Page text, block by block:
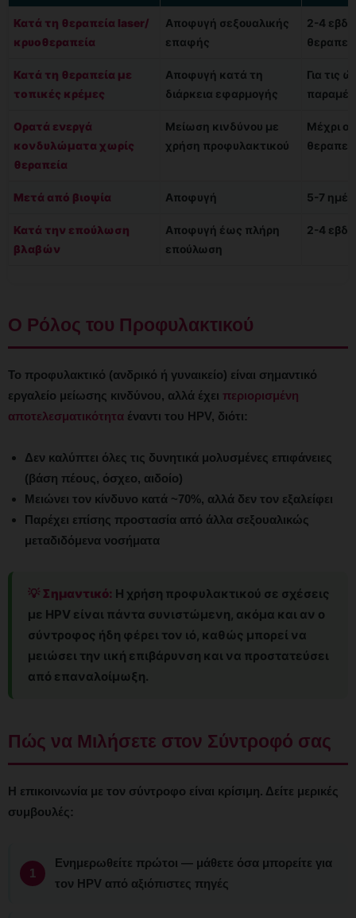
Κατά τη θεραπεία laser/
κρυοθεραπεία
Αποφυγή σεξουαλικής
επαφής
2-4
Κατά τη θεραπεία με
τοπικές κρέμες
Αποφυγή κατά τη
διάρκεια εφαρμογής
Για τις
Ορατά ενεργά
κονδυλώματα χωρίς
θεραπεία
Μείωση κινδύνου με
χρήση προφυλακτικού
Μέχρι
Μετά από βιοψία Αποφυγή 5-7
Κατά την επούλωση
βλαβών
Αποφυγή έως πλήρη
επούλωση
2-4
Ο Ρόλος του Προφυλακτικού
Το προφυλακτικό (ανδρικό ή γυναικείο) είναι σημαντικό
εργαλείο μείωσης κινδύνου, αλλά έχει περιορισμένη
αποτελεσματικότητα έναντι του HPV, διότι:
Δεν καλύπτει όλες τις δυνητικά μολυσμένες επιφάνειες
(βάση πέους, όσχεο, αιδοίο)
Μειώνει τον κίνδυνο κατά ~70%, αλλά δεν τον εξαλείφει
Παρέχει επίσης προστασία από άλλα σεξουαλικώς
μεταδιδόμενα νοσήματα
💡 Σημαντικό: Η χρήση προφυλακτικού σε σχέσεις
με HPV είναι πάντα συνιστώμενη, ακόμα και αν ο
σύντροφος ήδη φέρει τον ιό, καθώς μπορεί να
μειώσει την ιική επιβάρυνση και να προστατεύσει
από επαναλοίμωξη.
Πώς να Μιλήσετε στον Σύντροφό σας
Η επικοινωνία με τον σύντροφο είναι κρίσιμη. Δείτε μερικές
συμβουλές:
Ενημερωθείτε πρώτοι — μάθετε όσα μπορείτε για
τον HPV από αξιόπιστες πηγές